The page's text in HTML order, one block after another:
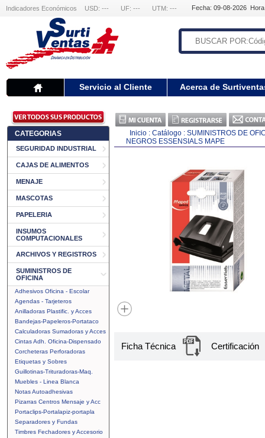
Indicadores Económicos USD: --- UF: --- UTM: --- Fecha: 09-08-2026
Servicio al Cliente Acerca de
CATEGORIAS
SEGURIDAD INDUSTRIAL
CAJAS DE ALIMENTOS
MENAJE
MASCOTAS
PAPELERIA
INSUMOS
COMPUTACIONALES
ARCHIVOS Y REGISTROS
SUMINISTROS DE
OFICINA
Adhesivos Oficina - Escolar
Agendas - Tarjeteros
Anilladoras Plastific. y Acces
Bandejas-Papeleros-Portataco
Calculadoras Sumadoras y Acces
Cintas Adh. Oficina-Dispensado
Corcheteras Perforadoras
Etiquetas y Sobres
Guillotinas-Trituradoras-Maq.
Muebles - Linea Blanca
Notas Autoadhesivas
Pizarras Centros Mensaje y Acc
Portaclips-Portalapiz-portapla
Separadores y Fundas
Timbres Fechadores y Accesorio
Inicio : Catálogo : SUMINISTROS DE
NEGROS ESSENSIALS MAPE
Ficha Técnica Certificación